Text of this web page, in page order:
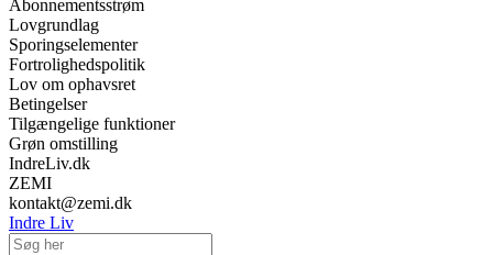
Abonnementsstrøm
Lovgrundlag
Sporingselementer
Fortrolighedspolitik
Lov om ophavsret
Betingelser
Tilgængelige funktioner
Grøn omstilling
IndreLiv.dk
ZEMI
kontakt@zemi.dk
Indre Liv